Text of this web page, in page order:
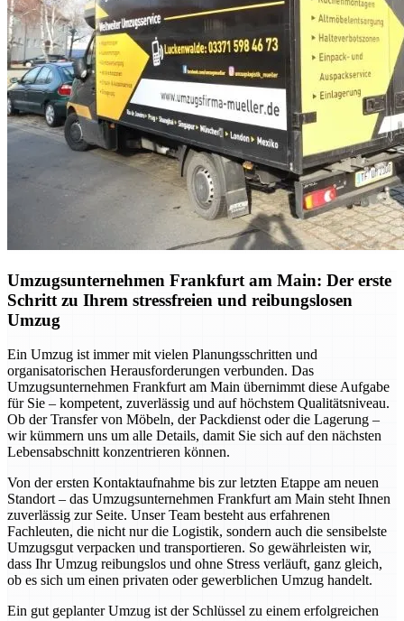
Umzugsunternehmen Frankfurt am Main: Der erste
Schritt zu Ihrem stressfreien und reibungslosen
Umzug
Ein Umzug ist immer mit vielen Planungsschritten und
organisatorischen Herausforderungen verbunden. Das
Umzugsunternehmen Frankfurt am Main übernimmt diese Aufgabe
für Sie – kompetent, zuverlässig und auf höchstem Qualitätsniveau.
Ob der Transfer von Möbeln, der Packdienst oder die Lagerung –
wir kümmern uns um alle Details, damit Sie sich auf den nächsten
Lebensabschnitt konzentrieren können.
Von der ersten Kontaktaufnahme bis zur letzten Etappe am neuen
Standort – das Umzugsunternehmen Frankfurt am Main steht Ihnen
zuverlässig zur Seite. Unser Team besteht aus erfahrenen
Fachleuten, die nicht nur die Logistik, sondern auch die sensibelste
Umzugsgut verpacken und transportieren. So gewährleisten wir,
dass Ihr Umzug reibungslos und ohne Stress verläuft, ganz gleich,
ob es sich um einen privaten oder gewerblichen Umzug handelt.
Ein gut geplanter Umzug ist der Schlüssel zu einem erfolgreichen